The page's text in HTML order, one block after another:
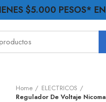
Home
ELECTRICOS
Regulador De Voltaje
$5.000 PESOS*